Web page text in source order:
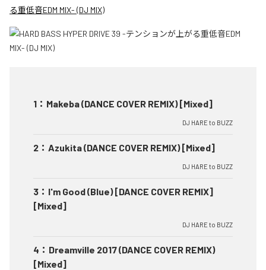
る重低音EDM MIX- (DJ MIX)
1 ： Makeba (DANCE COVER REMIX) [Mixed]
DJ HARE to BUZZ
2 ： Azukita (DANCE COVER REMIX) [Mixed]
DJ HARE to BUZZ
3 ： I'm Good (Blue) [DANCE COVER REMIX]
[Mixed]
DJ HARE to BUZZ
4 ： Dreamville 2017 (DANCE COVER REMIX)
[Mixed]